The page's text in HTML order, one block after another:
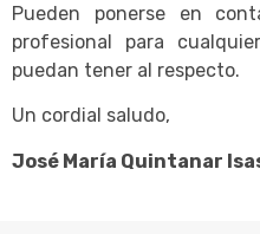
Pueden ponerse en
profesional para
puedan tener al respecto.
Un cordial saludo,
José María Quintanar